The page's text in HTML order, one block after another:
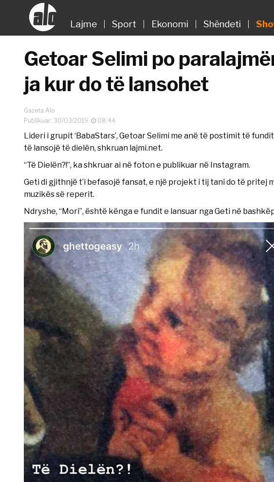
Lajme Sport Ekonomi Shëndeti
Getoar Selimi po
ja kur do të lansohet
Gazeta Alo
Publikuar: 30/03/2019
08:44
Lideri i grupit ‘BabaStars’, Getoar Selimi me anë të postimit të
të lansojë të dielën, shkruan lajmi.net.
“Të Dielën?!”, ka shkruar ai në foton e publikuar në Instagram.
Geti di gjithnjë t’i befasojë fansat, e një projekt i tij tani do të pritej
muzikës së reperit.
Ndryshe, “Mori”, është kënga e fundit e lansuar nga Geti në